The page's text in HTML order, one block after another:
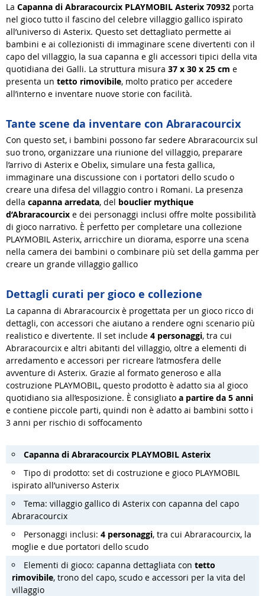
La Capanna di Abraracourcix PLAYMOBIL Asterix 70932 porta
nel gioco tutto il fascino del celebre villaggio gallico ispirato
all’universo di Asterix. Questo set dettagliato permette ai
bambini e ai collezionisti di immaginare scene divertenti con il
capo del villaggio, la sua capanna e gli accessori tipici della vita
quotidiana dei Galli. La struttura misura 37 x 30 x 25 cm e
presenta un tetto rimovibile, molto pratico per accedere
all’interno e inventare nuove storie con facilità.
Tante scene da inventare con Abraracourcix
Con questo set, i bambini possono far sedere Abraracourcix sul
suo trono, organizzare una riunione del villaggio, preparare
l’arrivo di Asterix e Obelix, simulare una festa gallica,
immaginare una discussione con i portatori dello scudo o
creare una difesa del villaggio contro i Romani. La presenza
della capanna arredata, del bouclier mythique
d’Abraracourcix e dei personaggi inclusi offre molte possibilità
di gioco narrativo. È perfetto per completare una collezione
PLAYMOBIL Asterix, arricchire un diorama, esporre una scena
nella camera dei bambini o combinare più set della gamma per
creare un grande villaggio gallico
Dettagli curati per gioco e collezione
La capanna di Abraracourcix è progettata per un gioco ricco di
dettagli, con accessori che aiutano a rendere ogni scenario più
realistico e divertente. Il set include 4 personaggi, tra cui
Abraracourcix e altri abitanti del villaggio, oltre a elementi di
arredamento e accessori per ricreare l’atmosfera delle
avventure di Asterix. Grazie al formato generoso e alla
costruzione PLAYMOBIL, questo prodotto è adatto sia al gioco
quotidiano sia all’esposizione. È consigliato a partire da 5 anni
e contiene piccole parti, quindi non è adatto ai bambini sotto i
3 anni per rischio di soffocamento
Capanna di Abraracourcix PLAYMOBIL Asterix
Tipo di prodotto: set di costruzione e gioco PLAYMOBIL
ispirato all’universo Asterix
Tema: villaggio gallico di Asterix con capanna del capo
Abraracourcix
Personaggi inclusi: 4 personaggi, tra cui Abraracourcix, la
moglie e due portatori dello scudo
Elementi di gioco: capanna dettagliata con tetto
rimovibile, trono del capo, scudo e accessori per la vita del
villaggio